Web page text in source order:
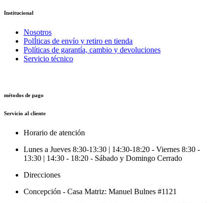
Institucional
Nosotros
PolÍticas de envío y retiro en tienda
Políticas de garantía, cambio y devoluciones
Servicio técnico
métodos de pago
Servicio al cliente
Horario de atención
Lunes a Jueves 8:30-13:30 | 14:30-18:20 - Viernes 8:30 -
13:30 | 14:30 - 18:20 - Sábado y Domingo Cerrado
Direcciones
Concepción - Casa Matriz: Manuel Bulnes #1121